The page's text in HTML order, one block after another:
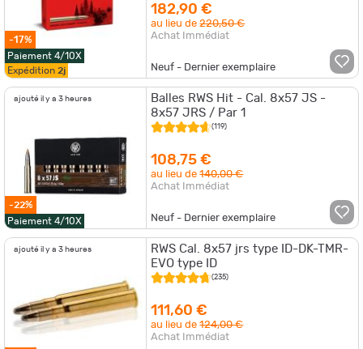
-17%
Paiement 4/10X
Expédition 2j
182,90 €
au lieu de220,50 €
Achat Immédiat
Neuf - Dernier exemplaire
ajouté il y a 3 heures
-22%
Paiement 4/10X
Balles RWS Hit - Cal. 8x57 JS -
8x57 JRS / Par 1
(119)
108,75 €
au lieu de140,00 €
Achat Immédiat
Neuf - Dernier exemplaire
ajouté il y a 3 heures
RWS Cal. 8x57 jrs type ID-DK-TMR-
EVO type ID
(235)
111,60 €
au lieu de124,00 €
Achat Immédiat